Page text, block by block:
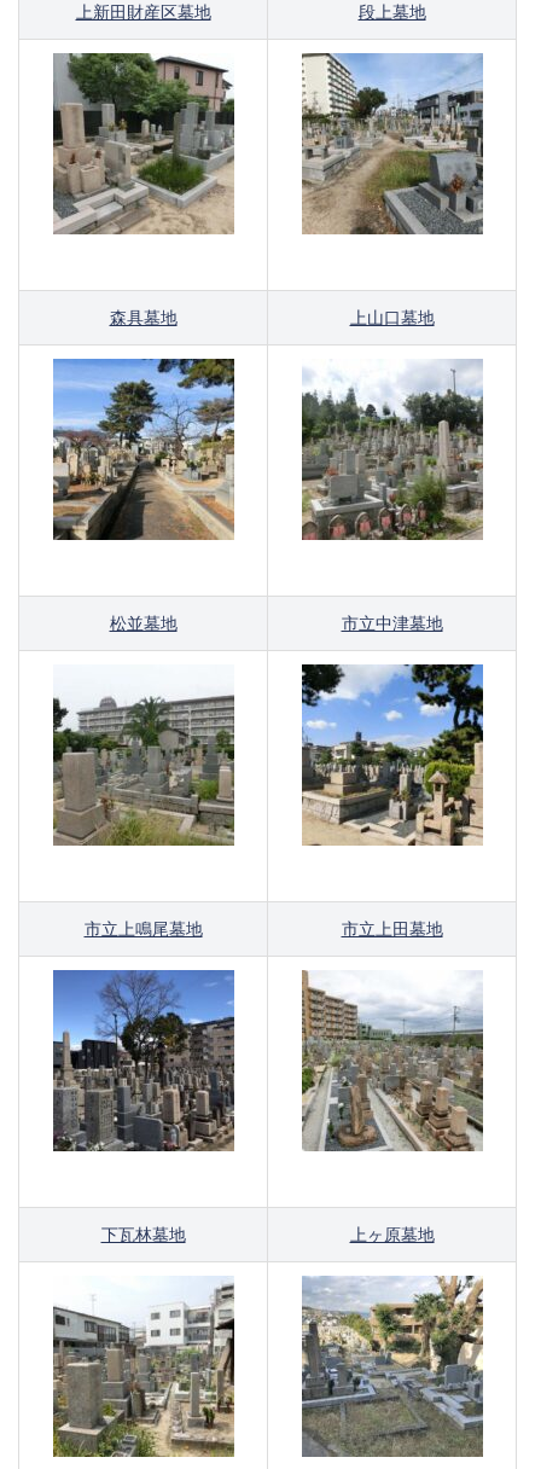
上新田財産区墓地 段上墓地
森具墓地 上山口墓地
松並墓地 市立中津墓地
市立上鳴尾墓地 市立上田墓地
下瓦林墓地 上ヶ原墓地